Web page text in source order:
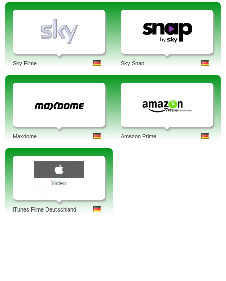
Sky Filme Sky Snap
Maxdome Amazon Prime
iTunes Filme Deutschland